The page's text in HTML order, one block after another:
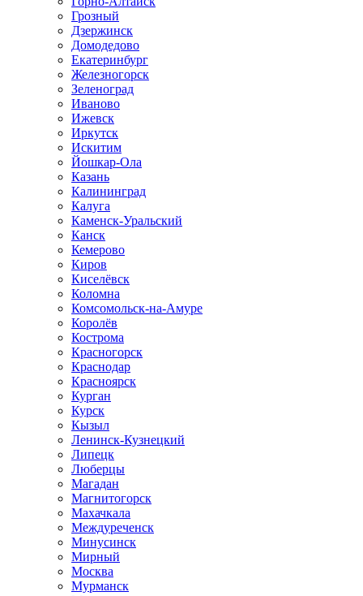
Грозный
Дзержинск
Домодедово
Екатеринбург
Железногорск
Зеленоград
Иваново
Ижевск
Иркутск
Искитим
Йошкар-Ола
Казань
Калининград
Калуга
Каменск-Уральский
Канск
Кемерово
Киров
Киселёвск
Коломна
Комсомольск-на-Амуре
Королёв
Кострома
Красногорск
Краснодар
Красноярск
Курган
Курск
Кызыл
Ленинск-Кузнецкий
Липецк
Люберцы
Магадан
Магнитогорск
Махачкала
Междуреченск
Минусинск
Мирный
Москва
Мурманск